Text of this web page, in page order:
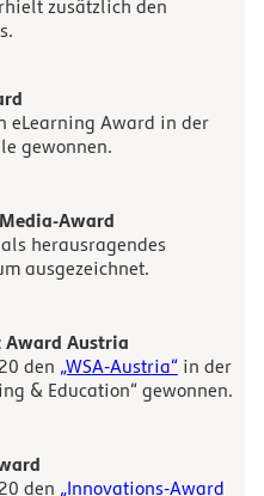
zusätzlich den
eLearning Award in der
gewonnen.
Award
herausragendes
ausgezeichnet.
Austria
den „WSA-Austria“in der
& Education“ gewonnen.
den „Innovations-Award